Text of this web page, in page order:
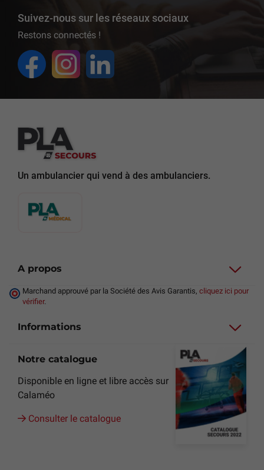
Suivez-nous sur les réseaux sociaux
Restons connectés !
Un ambulancier qui vend à des ambulanciers.
A propos
Marchand approuvé par la Société des Avis Garantis, cliquez ici pour
vérifier.
Informations
Notre catalogue
Disponible en ligne et libre accès sur
Calaméo
Consulter le catalogue